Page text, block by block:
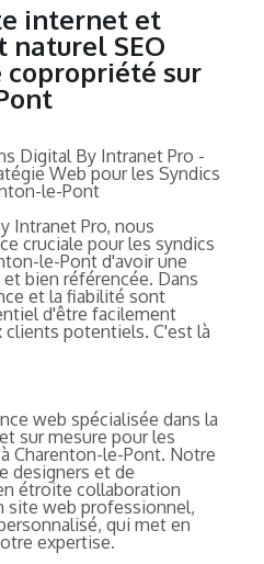
internet et
naturel SEO
copropriété sur
Digital By Intranet Pro -
Web pour les Syndics
le-Pont
Intranet Pro, nous
cruciale pour les syndics
le-Pont d'avoir une
bien référencée. Dans
et la fiabilité sont
d'être facilement
clients potentiels. C'est là
web spécialisée dans la
sur mesure pour les
Charenton-le-Pont. Notre
designers et de
étroite collaboration
site web professionnel,
qui met en
expertise.